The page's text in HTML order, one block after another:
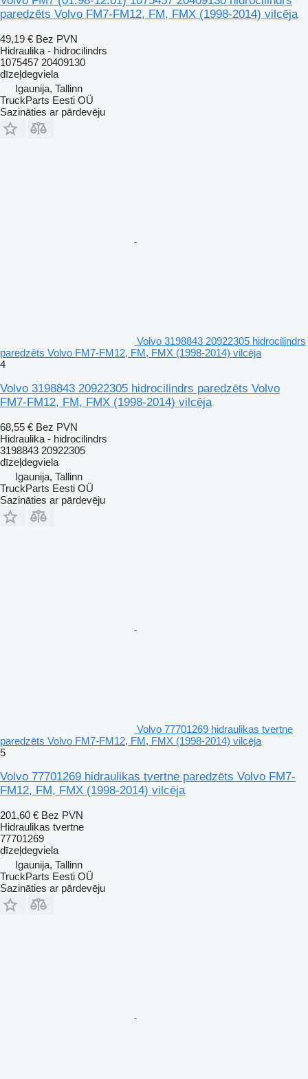
paredzēts Volvo FM7-FM12, FM, FMX (1998-2014) vilcēja
49,19 € Bez PVN
Hidraulika - hidrocilindrs
1075457 20409130
dīzeļdegviela
Igaunija, Tallinn
TruckParts Eesti OÜ
Sazināties ar pārdevēju
Volvo 3198843 20922305 hidrocilindrs
paredzēts Volvo FM7-FM12, FM, FMX (1998-2014) vilcēja
4
Volvo 3198843 20922305 hidrocilindrs paredzēts Volvo
FM7-FM12, FM, FMX (1998-2014) vilcēja
68,55 € Bez PVN
Hidraulika - hidrocilindrs
3198843 20922305
dīzeļdegviela
Igaunija, Tallinn
TruckParts Eesti OÜ
Sazināties ar pārdevēju
Volvo 77701269 hidraulikas tvertne
paredzēts Volvo FM7-FM12, FM, FMX (1998-2014) vilcēja
5
Volvo 77701269 hidraulikas tvertne paredzēts Volvo FM7-
FM12, FM, FMX (1998-2014) vilcēja
201,60 € Bez PVN
Hidraulikas tvertne
77701269
dīzeļdegviela
Igaunija, Tallinn
TruckParts Eesti OÜ
Sazināties ar pārdevēju